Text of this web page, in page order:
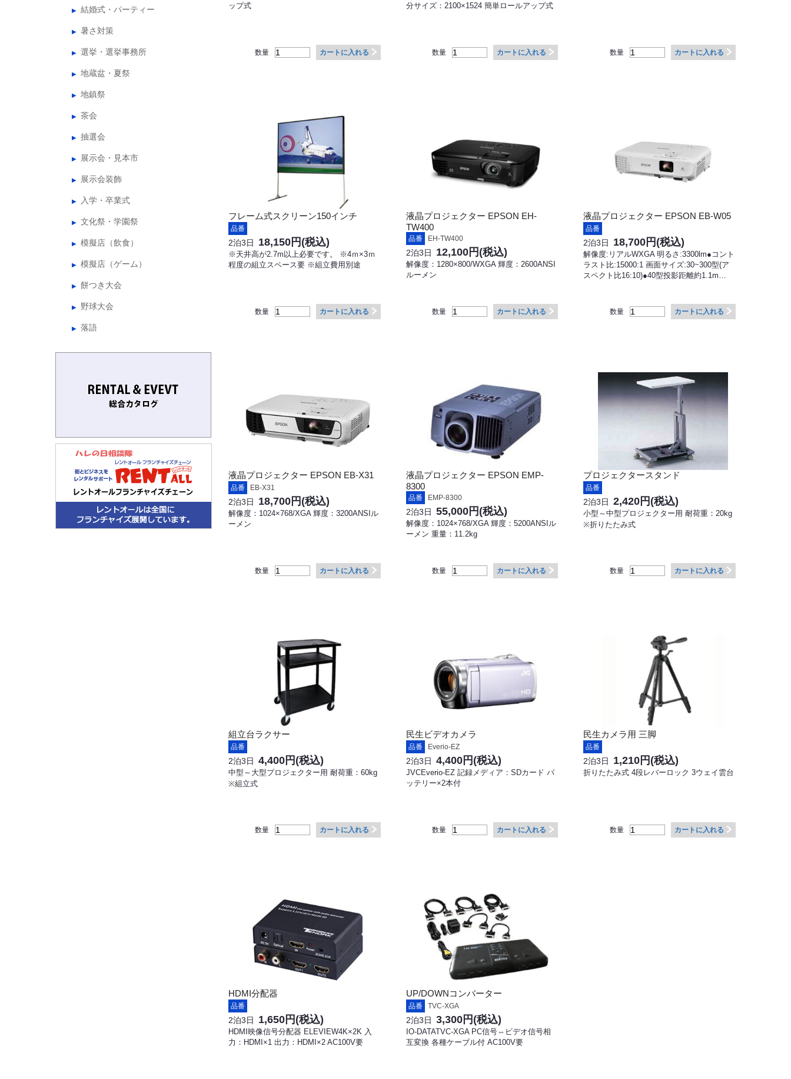
結婚式・パーティー
暑さ対策
選挙・選挙事務所
地蔵盆・夏祭
地鎮祭
茶会
抽選会
展示会・見本市
展示会装飾
入学・卒業式
文化祭・学園祭
模擬店（飲食）
模擬店（ゲーム）
餅つき大会
野球大会
落語
ップ式
数量 カートに入れる
分サイズ：2100×1524 簡単ロールアップ式
数量 カートに入れる 数量 カートに入れる
フレーム式スクリーン150インチ
品番
2泊3日 18,150円 (税込)
※天井高が2.7m以上必要です。 ※4ｍ×3ｍ
程度の組立スペース要 ※組立費用別途
数量 カートに入れる
液晶プロジェクター EPSON EH-
TW400
品番 EH-TW400
2泊3日 12,100円 (税込)
解像度：1280×800/WXGA 輝度：2600ANSI
ルーメン
数量 カートに入れる
液晶プロジェクター EPSON EB-W05
品番
2泊3日 18,700円 (税込)
解像度:リアルWXGA 明るさ:3300lm●コント
ラスト比:15000:1 画面サイズ:30~300型(ア
スペクト比16:10)●40型投影距離約1.1m…
数量 カートに入れる
液晶プロジェクター EPSON EB-X31
品番 EB-X31
2泊3日 18,700円 (税込)
解像度：1024×768/XGA 輝度：3200ANSIル
ーメン
数量 カートに入れる
液晶プロジェクター EPSON EMP-
8300
品番 EMP-8300
2泊3日 55,000円 (税込)
解像度：1024×768/XGA 輝度：5200ANSIル
ーメン 重量：11.2kg
数量 カートに入れる
プロジェクタースタンド
品番
2泊3日 2,420円 (税込)
小型～中型プロジェクター用 耐荷重：20kg
※折りたたみ式
数量 カートに入れる
組立台ラクサー
品番
2泊3日 4,400円 (税込)
中型～大型プロジェクター用 耐荷重：60kg
※組立式
数量 カートに入れる
民生ビデオカメラ
品番 Everio-EZ
2泊3日 4,400円 (税込)
JVCEverio-EZ 記録メディア：SDカード バ
ッテリー×2本付
数量 カートに入れる
民生カメラ用 三脚
品番
2泊3日 1,210円 (税込)
折りたたみ式 4段レバーロック 3ウェイ雲台
数量 カートに入れる
HDMI分配器
品番
2泊3日 1,650円 (税込)
HDMI映像信号分配器 ELEVIEW4K×2K 入
力：HDMI×1 出力：HDMI×2 AC100V要
UP/DOWNコンバーター
品番 TVC-XGA
2泊3日 3,300円 (税込)
IO-DATATVC-XGA PC信号⇔ビデオ信号相
互変換 各種ケーブル付 AC100V要